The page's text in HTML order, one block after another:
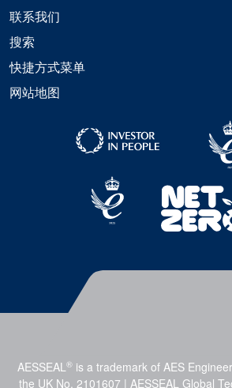
联系我们
搜索
快捷方式菜单
网站地图
AESSEAL® is a trademark of AES
the UK No. 2101607 | AESSEAL Global